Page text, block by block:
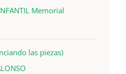
Memorial
las piezas)